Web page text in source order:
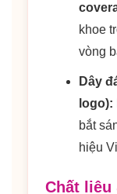
khoe
vòng
Dây
logo):
bắt
hiệu
Chất liệu